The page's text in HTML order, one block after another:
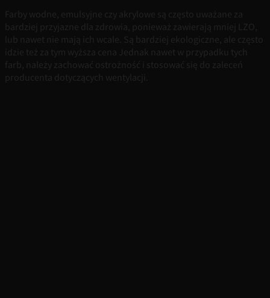
Farby wodne, emulsyjne czy akrylowe są często uważane za
bardziej przyjazne dla zdrowia, ponieważ zawierają mniej LZO,
lub nawet nie mają ich wcale. Są bardziej ekologiczne, ale często
idzie też za tym wyższa cena Jednak nawet w przypadku tych
farb, należy zachować ostrożność i stosować się do zaleceń
producenta dotyczących wentylacji.